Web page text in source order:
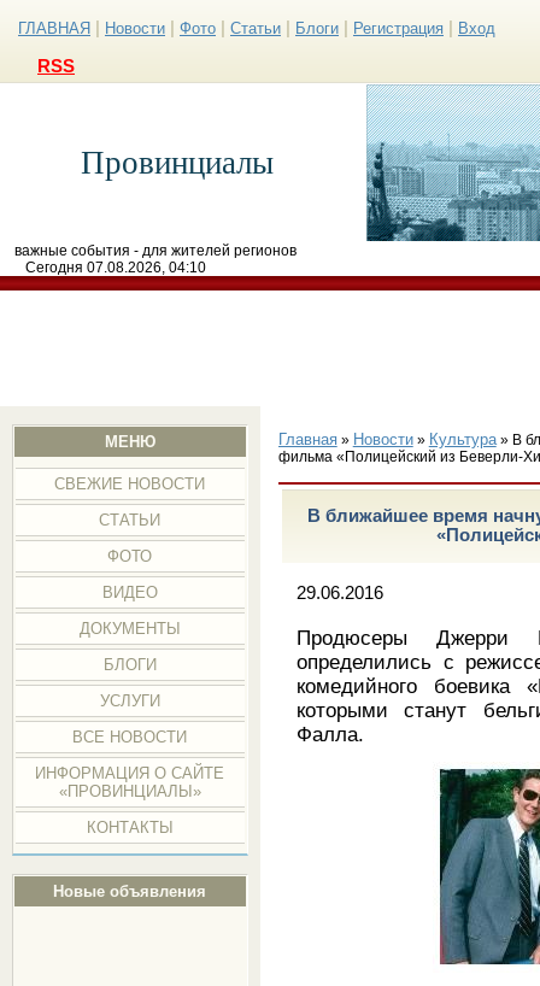
ГЛАВНАЯ Новости Фото Статьи Блоги Регистрация Вход
RSS
Провинциалы
важные события - для жителей регионов
Сегодня 07.08.2026, 04:10
МЕНЮ
СВЕЖИЕ НОВОСТИ
СТАТЬИ
ФОТО
ВИДЕО
ДОКУМЕНТЫ
БЛОГИ
УСЛУГИ
ВСЕ НОВОСТИ
ИНФОРМАЦИЯ О САЙТЕ
«ПРОВИНЦИАЛЫ»
КОНТАКТЫ
Новые объявления
Главная» Новости» Культура» В
фильма «Полицейский из Беверли-
В ближайшее время
29.06.2016
Продюсеры
определились с
комедийного боевика
которыми станут
Фалла.